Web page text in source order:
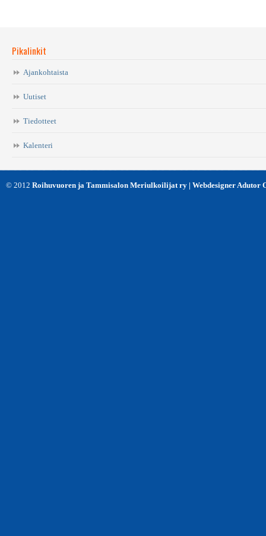
Pikalinkit
Ajankohtaista
Uutiset
Tiedotteet
Kalenteri
© 2012 Roihuvuoren ja Tammisalon Meriulkoilijat ry | Webdesigner Adutor